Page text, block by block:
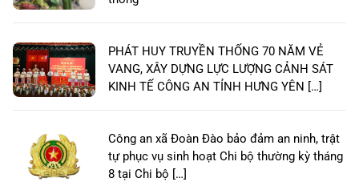
PHÁT HUY TRUYỀN THỐNG 70 NĂM VẺ
VANG, XÂY DỰNG LỰC LƯỢNG CẢNH SÁT
KINH TẾ CÔNG AN TỈNH HƯNG YÊN […]
Công an xã Đoàn Đào bảo đảm an ninh, trật
tự phục vụ sinh hoạt Chi bộ thường kỳ tháng
8 tại Chi bộ […]